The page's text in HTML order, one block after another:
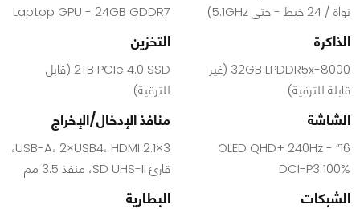
نواة / 24 خيط - حتى 5.1GHz)
Laptop GPU - 24GB GDDR7
الذاكرة
32GB LPDDR5x-8000 (غير
قابلة للترقية)
التخزين
2TB PCIe 4.0 SSD (قابل
للترقية)
الشاشة
16” OLED QHD+ 240Hz -
DCI-P3 100%
منافذ الإدخال/الإخراج
3×USB-A، 2×USB4، HDMI 2.1،
قارئ SD UHS-II، منفذ 3.5 مم
الشبكات البطارية